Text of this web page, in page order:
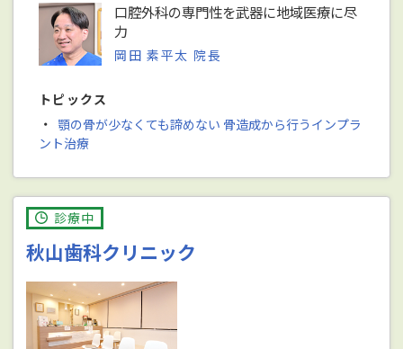
口腔外科の専門性を武器に地域医療に尽
力
岡田 素平太 院長
トピックス
・ 顎の骨が少なくても諦めない 骨造成から行うインプラ
ント治療
診療中
秋山歯科クリニック